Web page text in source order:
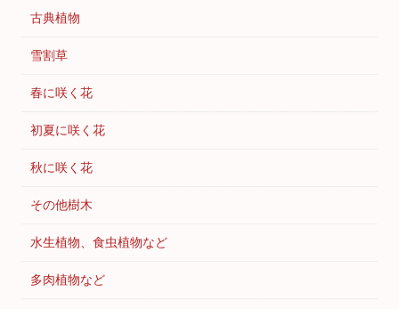
古典植物
雪割草
春に咲く花
初夏に咲く花
秋に咲く花
その他樹木
水生植物、食虫植物など
多肉植物など